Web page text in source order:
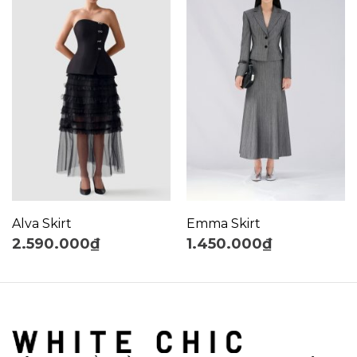
Alva Skirt
2.590.000₫
Emma Skirt
1.450.000₫